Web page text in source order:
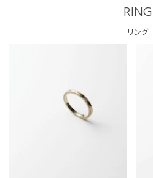
RING
リング